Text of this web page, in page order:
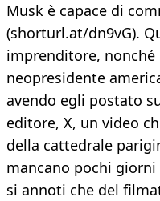
Musk è capace di
(shorturl.at/dn9vG).
imprenditore,
neopresidente
avendo egli postato
editore, X, un video
della cattedrale
mancano pochi
si annoti che del